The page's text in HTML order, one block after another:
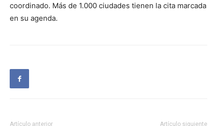
coordinado. Más de 1.000 ciudades tienen la cita marcada
en su agenda.
Artículo anterior Artículo siguiente